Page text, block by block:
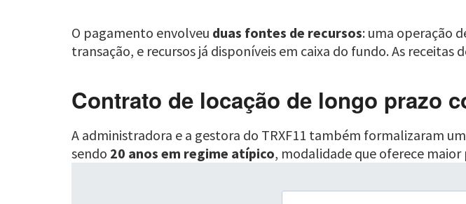
O pagamento envolveu duas fontes de recursos: uma operação
transação, e recursos já disponíveis em caixa do fundo. As
Contrato de locação de longo prazo
A administradora e a gestora do TRXF11 também formalizaram um
sendo 20 anos em regime atípico, modalidade que oferece